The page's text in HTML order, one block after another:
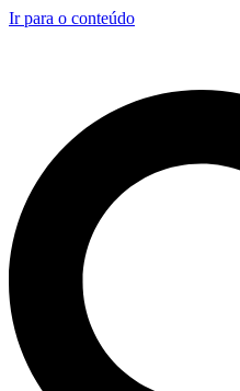
Ir para o conteúdo